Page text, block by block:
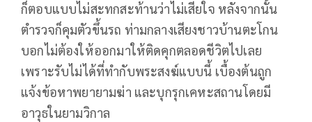
ก็ตอบแบบไม่สะทกสะท้านว่าไม่เสียใจ หลังจากนั้น
ตำรวจก็คุมตัวขึ้นรถ ท่ามกลางเสียงชาวบ้านตะโกน
บอกไม่ต้องให้ออกมาให้ติดคุกตลอดชีวิตไปเลย
เพราะรับไม่ได้ที่ทำกับพระสงฆ์แบบนี้ เบื้องต้นถูก
แจ้งข้อหาพยายามฆ่า และบุกรุกเคหะสถานโดยมี
อาวุธในยามวิกาล